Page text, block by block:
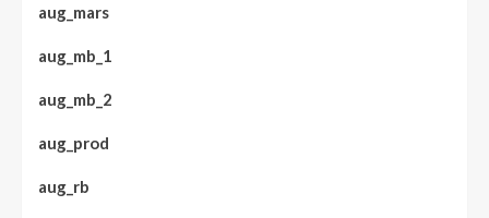
aug_mars
aug_mb_1
aug_mb_2
aug_prod
aug_rb